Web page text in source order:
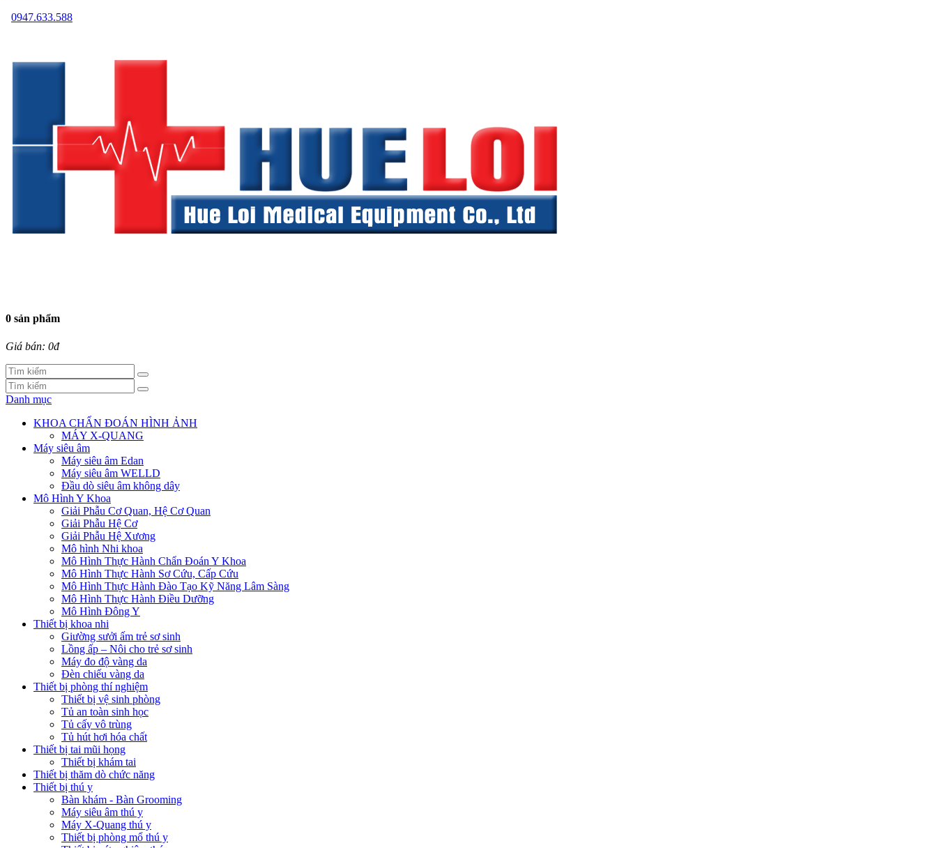
0947.633.588
0 sản phẩm
Giá bán: 0đ
Danh mục
KHOA CHẨN ĐOÁN HÌNH ẢNH
MÁY X-QUANG
Máy siêu âm
Máy siêu âm Edan
Máy siêu âm WELLD
Đầu dò siêu âm không dây
Mô Hình Y Khoa
Giải Phẫu Cơ Quan, Hệ Cơ Quan
Giải Phẫu Hệ Cơ
Giải Phẫu Hệ Xương
Mô hình Nhi khoa
Mô Hình Thực Hành Chẩn Đoán Y Khoa
Mô Hình Thực Hành Sơ Cứu, Cấp Cứu
Mô Hình Thực Hành Đào Tạo Kỹ Năng Lâm Sàng
Mô Hình Thực Hành Điều Dưỡng
Mô Hình Đông Y
Thiết bị khoa nhi
Giường sưởi ấm trẻ sơ sinh
Lồng ấp – Nôi cho trẻ sơ sinh
Máy đo độ vàng da
Đèn chiếu vàng da
Thiết bị phòng thí nghiệm
Thiết bị vệ sinh phòng
Tủ an toàn sinh học
Tủ cấy vô trùng
Tủ hút hơi hóa chất
Thiết bị tai mũi họng
Thiết bị khám tai
Thiết bị thăm dò chức năng
Thiết bị thú y
Bàn khám - Bàn Grooming
Máy siêu âm thú y
Máy X-Quang thú y
Thiết bị phòng mổ thú y